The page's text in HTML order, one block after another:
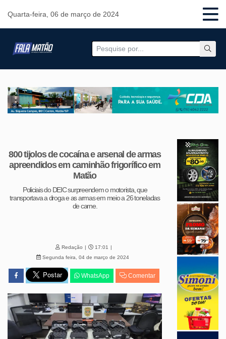
Quarta-feira, 06 de março de 2024
800 tijolos de cocaína e arsenal de armas
apreendidos em caminhão frigorífico em
Matão
Policiais do DEIC surpreendem o motorista, que
transportava a droga e as armas em meio a 26 toneladas
de carne.
Redação
17:01
Segunda feira, 04 de março de 2024
WhatsApp Comentar